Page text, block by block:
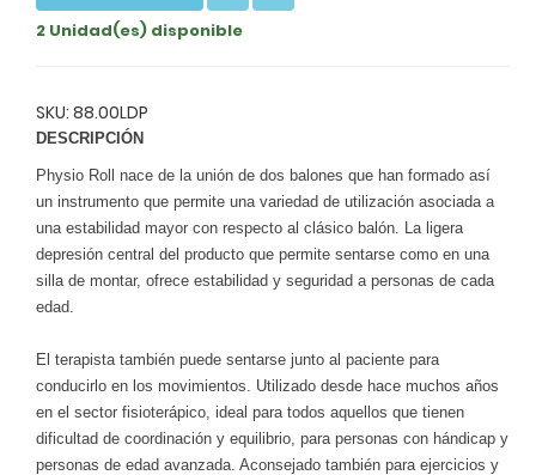
2 Unidad(es) disponible
SKU: 88.00LDP
DESCRIPCIÓN
Physio Roll nace de la unión de dos balones que han formado así
un instrumento que permite una variedad de utilización asociada a
una estabilidad mayor con respecto al clásico balón. La ligera
depresión central del producto que permite sentarse como en una
silla de montar, ofrece estabilidad y seguridad a personas de cada
edad.
El terapista también puede sentarse junto al paciente para
conducirlo en los movimientos. Utilizado desde hace muchos años
en el sector fisioterápico, ideal para todos aquellos que tienen
dificultad de coordinación y equilibrio, para personas con hándicap y
personas de edad avanzada. Aconsejado también para ejercicios y